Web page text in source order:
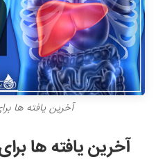
آخرین یافته ها
آخرین یافته ها